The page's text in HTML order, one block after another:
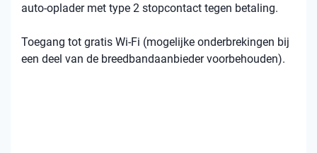
auto-oplader met type 2 stopcontact tegen betaling.
Toegang tot gratis Wi-Fi (mogelijke onderbrekingen bij
een deel van de breedbandaanbieder voorbehouden).